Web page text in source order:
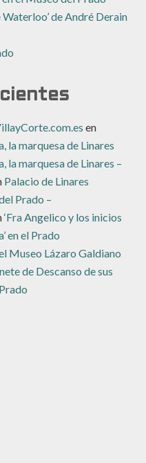
Waterloo’ de André Derain
en
la marquesa de Linares
la marquesa de Linares –
Palacio de Linares
Prado –
‘Fra Angelico y los inicios
en el Prado
Museo Lázaro Galdiano
de Descanso de sus